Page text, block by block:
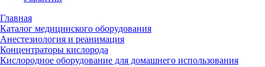
Главная
Каталог медицинского оборудования
Анестезиология и реанимация
Концентраторы кислорода
Кислородное оборудование для домашнего использования